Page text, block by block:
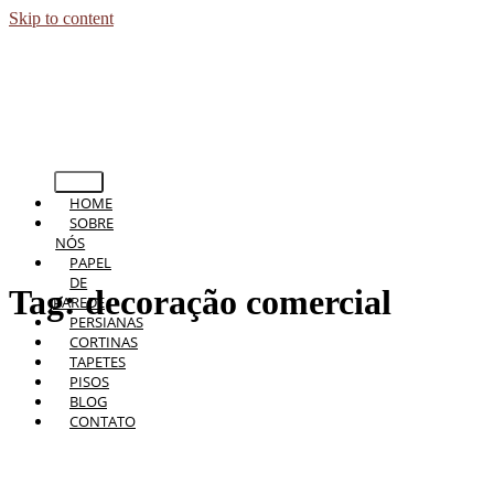
Skip to content
HOME
SOBRE
NÓS
PAPEL
DE
PAREDE
PERSIANAS
CORTINAS
TAPETES
PISOS
BLOG
CONTATO
Tag:decoração comercial